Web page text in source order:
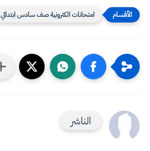
امتحانات الكترونية صف سادس ابتدائي
الناشر